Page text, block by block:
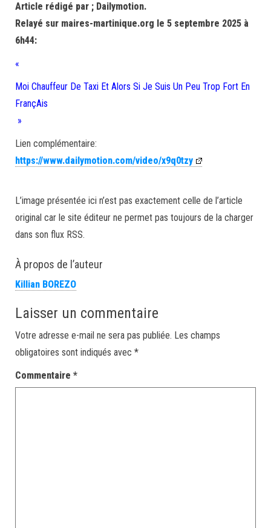
Article rédigé par ; Dailymotion.
Relayé sur maires-martinique.org le 5 septembre 2025 à
6h44:
«
Moi Chauffeur De Taxi Et Alors Si Je Suis Un Peu Trop Fort En
FrançAis
»
Lien complémentaire:
https://www.dailymotion.com/video/x9q0tzy
L’image présentée ici n’est pas exactement celle de l’article
original car le site éditeur ne permet pas toujours de la charger
dans son flux RSS.
À propos de l’auteur
Killian BOREZO
Laisser un commentaire
Votre adresse e-mail ne sera pas publiée. Les champs
obligatoires sont indiqués avec *
Commentaire *